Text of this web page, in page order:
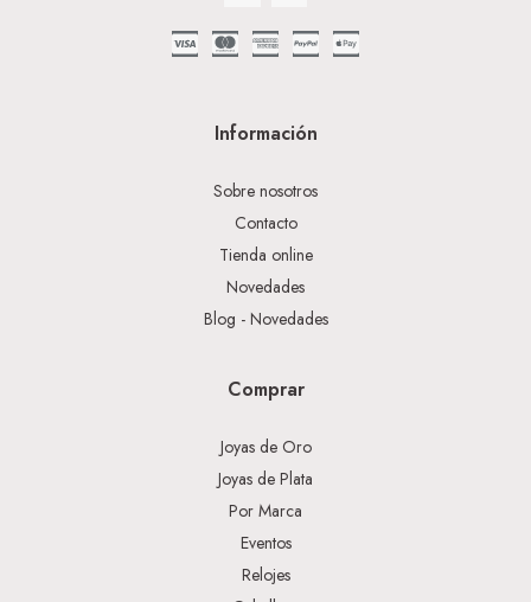
Información
Sobre nosotros
Contacto
Tienda online
Novedades
Blog - Novedades
Comprar
Joyas de Oro
Joyas de Plata
Por Marca
Eventos
Relojes